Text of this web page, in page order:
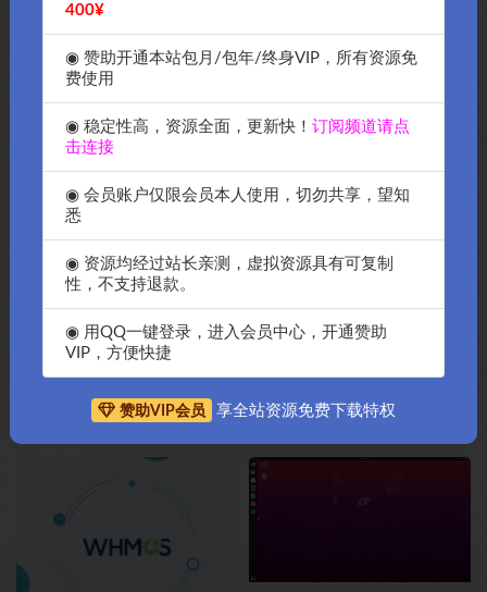
上一篇
OK源码中国资源网教你如何用Linux命令导出导入宝塔
面板大容量mysql数据库教程
下一篇
OK源码中国资源网教你如何快速删除centos里面的历
史命令
相关文章
如何快读获得谷歌api教程，Ok源
OK源码中国教你如何快速的在
和禁止升级谷歌浏览器包括去除
谷歌浏览器提醒
400¥
◉ 赞助开通本站包月/包年/终身VIP，所有资源免
费使用
◉ 稳定性高，资源全面，更新快！订阅频道请点
击连接
◉ 会员账户仅限会员本人使用，切勿共享，望知
悉
◉ 资源均经过站长亲测，虚拟资源具有可复制
性，不支持退款。
◉ 用QQ一键登录，进入会员中心，开通赞助
VIP，方便快捷
赞助VIP会员 享全站资源免费下载特权